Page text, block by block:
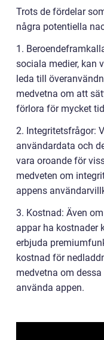
Trots de fördelar
några potentiella
1.
sociala medier, kan
leda till
medvetna om att
förlora för mycket
2. Integritetsfrågor:
användardata och
vara oroande för
medveten om
appens
3. Kostnad: Även
appar ha kostnader
erbjuda
kostnad för
medvetna om
använda appen.